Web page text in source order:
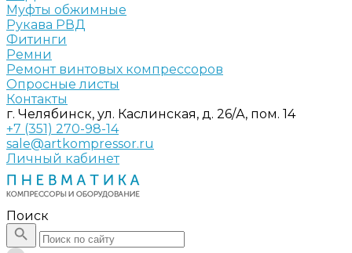
Муфты обжимные
Рукава РВД
Фитинги
Ремни
Ремонт винтовых компрессоров
Опросные листы
Контакты
г. Челябинск, ул. Каслинская, д. 26/А, пом. 14
+7 (351) 270-98-14
sale@artkompressor.ru
Личный кабинет
Поиск